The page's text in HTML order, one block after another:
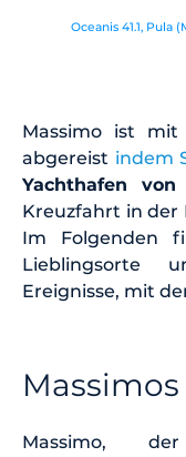
Oceanis 41.1, Pula
Massimo ist mit
abgereist indem
Yachthafen von
Kreuzfahrt in der
Im Folgenden
Lieblingsorte
Ereignisse, mit
Massimo,